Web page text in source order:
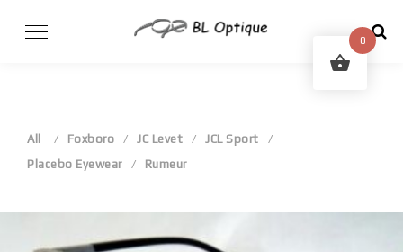
All Foxboro JC Levet
JCL Sport
Placebo Eyewear
Rumeur
0